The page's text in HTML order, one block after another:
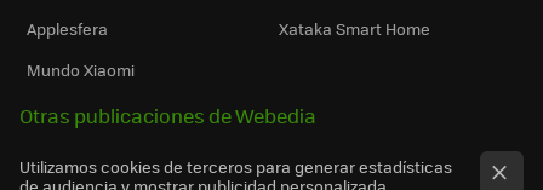
Applesfera
Xataka Smart Home
Mundo Xiaomi
Otras publicaciones de Webedia
Utilizamos cookies de terceros para generar estadísticas